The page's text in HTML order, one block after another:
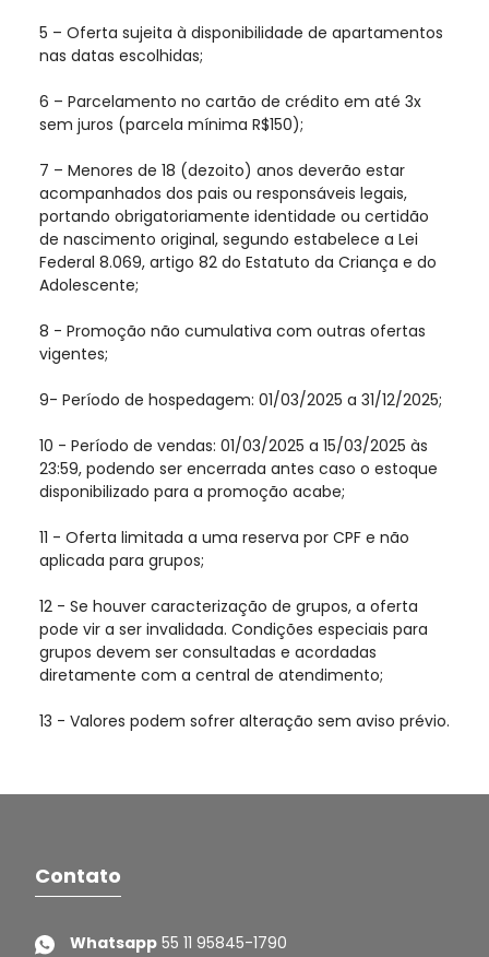
5 – Oferta sujeita à disponibilidade de apartamentos
nas datas escolhidas;
6 – Parcelamento no cartão de crédito em até 3x
sem juros (parcela mínima R$150);
7 – Menores de 18 (dezoito) anos deverão estar
acompanhados dos pais ou responsáveis legais,
portando obrigatoriamente identidade ou certidão
de nascimento original, segundo estabelece a Lei
Federal 8.069, artigo 82 do Estatuto da Criança e do
Adolescente;
8 - Promoção não cumulativa com outras ofertas
vigentes;
9- Período de hospedagem: 01/03/2025 a 31/12/2025;
10 - Período de vendas: 01/03/2025 a 15/03/2025 às
23:59, podendo ser encerrada antes caso o estoque
disponibilizado para a promoção acabe;
11 - Oferta limitada a uma reserva por CPF e não
aplicada para grupos;
12 - Se houver caracterização de grupos, a oferta
pode vir a ser invalidada. Condições especiais para
grupos devem ser consultadas e acordadas
diretamente com a central de atendimento;
13 - Valores podem sofrer alteração sem aviso prévio.
Contato
Whatsapp 55 11 95845-1790